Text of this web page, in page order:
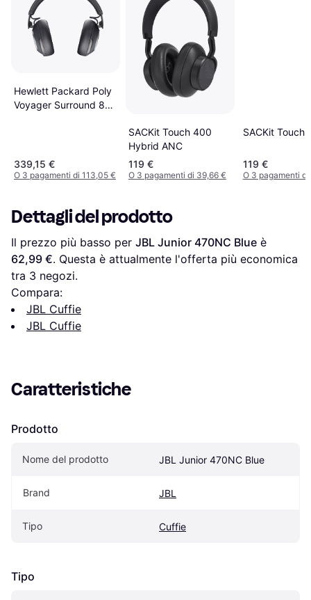
Hewlett Packard Poly
Voyager Surround 85
339,15 €
O 3 pagamenti di 113,05 €
SACKit Touch 400
Hybrid ANC
119 €
O 3 pagamenti di 39,66 €
SACKit Touch
119 €
O 3 pagamenti
Dettagli del prodotto
Il prezzo più basso per JBL Junior 470NC Blue
62,99 €. Questa è attualmente l'offerta più economica
tra 3 negozi.
Compara:
JBL Cuffie
JBL Cuffie
Caratteristiche
Prodotto
Nome del prodotto JBL Junior 470NC Blue
Brand JBL
Tipo Cuffie
Tipo